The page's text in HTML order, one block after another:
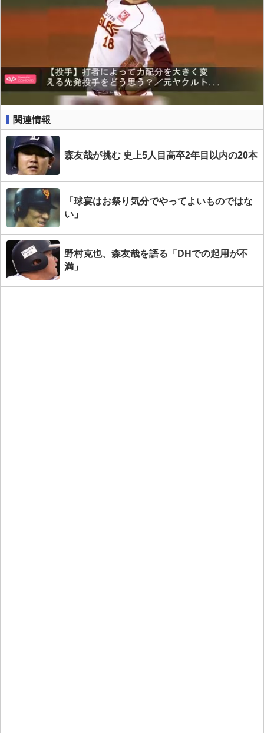
関連情報
森友哉が挑む 史上5人目高卒2年目以内の20本
「球宴はお祭り気分でやってよいものではな
い」
野村克也、森友哉を語る「DHでの起用が不
満」